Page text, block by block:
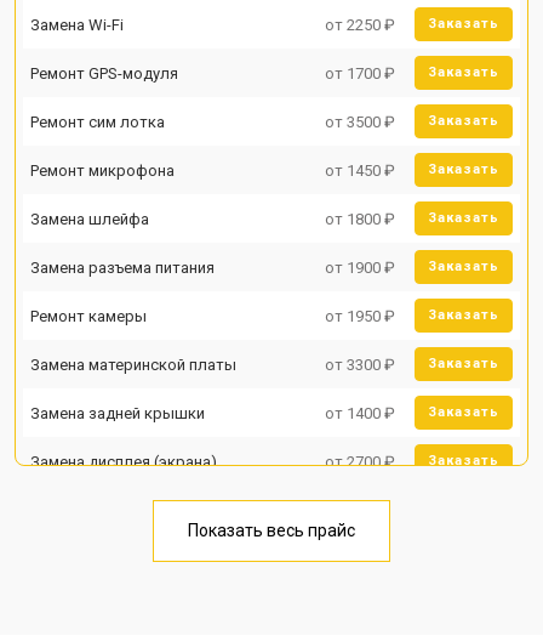
Замена Wi-Fi от 2250 ₽ Заказать
Ремонт GPS-модуля от 1700 ₽ Заказать
Ремонт сим лотка от 3500 ₽ Заказать
Ремонт микрофона от 1450 ₽ Заказать
Замена шлейфа от 1800 ₽ Заказать
Замена разъема питания от 1900 ₽ Заказать
Ремонт камеры от 1950 ₽ Заказать
Замена материнской платы от 3300 ₽ Заказать
Замена задней крышки от 1400 ₽ Заказать
Замена дисплея (экрана) от 2700 ₽ Заказать
Замена кнопки включения от 1750 ₽
Показать весь прайс